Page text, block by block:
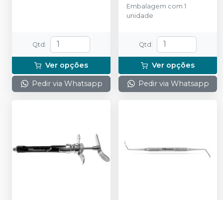
Qtd :
Ver opções
Pedir via Whatsapp
Embalagem com 1
unidade
Qtd :
Ver opções
Pedir via Whatsapp